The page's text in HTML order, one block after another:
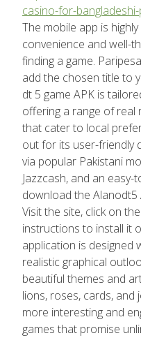
casino-for-
The mobile app is
convenience and well-
finding a game.
add the chosen title to
dt 5 game APK is
offering a range of real
that cater to local
out for its user-friendly
via popular Pakistani
Jazzcash, and an
download the
Visit the site, click on
instructions to install it
application is designed
realistic graphical
beautiful themes and
lions, roses, cards, and
more interesting and
games that promise